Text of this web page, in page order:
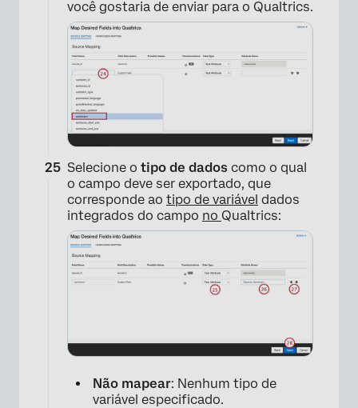
×
você gostaria de enviar para o Qualtrics.
Selecione o tipo de dados como o qual
o campo deve ser exportado, que
corresponde ao tipo de variável dados
integrados do campo no Qualtrics:
Não mapear: Nenhum tipo de
variável especificado.